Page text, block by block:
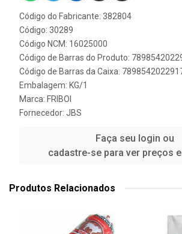
Código do Fabricante: 382804
Código: 30289
Código NCM: 16025000
Código de Barras do Produto:
Código de Barras da Caixa:
Embalagem: KG/1
Marca: FRIBOI
Fornecedor: JBS
Faça seu login ou
cadastre-se para ver preços
Produtos Relacionados